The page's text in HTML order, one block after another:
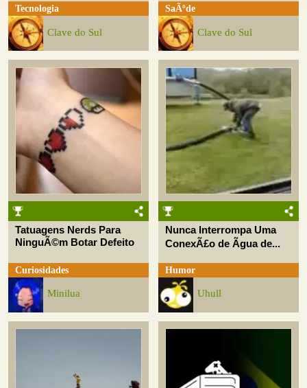
Tecnologia
Clave do Sul
SaÃºde
Clave do Sul
Tatuagens Nerds Para
NinguÃ©m Botar Defeito
Curiosidades
Minilua
Nunca Interrompa Uma
ConexÃ£o de Ãgua de...
Humor
Uhull